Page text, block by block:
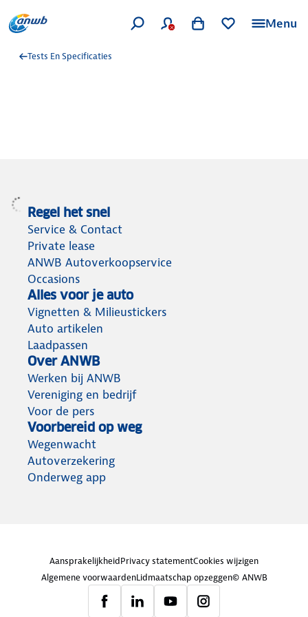
Menu
Tests En Specificaties
Regel het snel
Service & Contact
Private lease
ANWB Autoverkoopservice
Occasions
Alles voor je auto
Vignetten & Milieustickers
Auto artikelen
Laadpassen
Over ANWB
Werken bij ANWB
Vereniging en bedrijf
Voor de pers
Voorbereid op weg
Wegenwacht
Autoverzekering
Onderweg app
AansprakelijkheidPrivacy statementCookies wijzigen
Algemene voorwaardenLidmaatschap opzeggen© ANWB